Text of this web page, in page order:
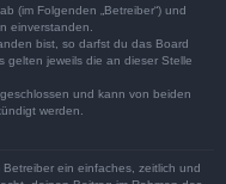
(im Folgenden „Betreiber“) und
einverstanden.
bist, so darfst du das Board
gelten jeweils die an dieser Stelle
und kann von beiden
werden.
ein einfaches, zeitlich und